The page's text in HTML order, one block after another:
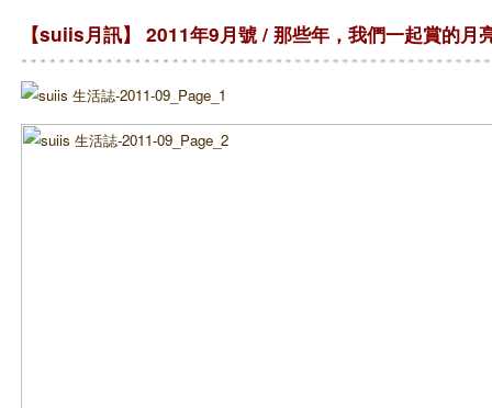
【suiis月訊】 2011年9月號 / 那些年，我們一起賞的月